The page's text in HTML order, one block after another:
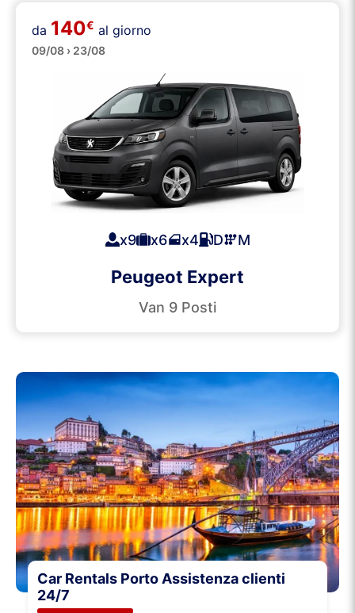
Minibus
da 140€ al giorno
09/08 › 23/08
x9 x6 x4 D M
Peugeot Expert
Van 9 Posti
Car Rentals Porto Assistenza clienti
24/7